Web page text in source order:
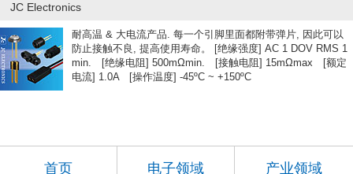
JC Electronics
耐高温 & 大电流产品. 每一个引脚里面都附带弹片, 因此可以
防止接触不良, 提高使用寿命。 [绝缘强度] AC 1 DOV RMS 1
min. [绝缘电阻] 500mΩmin. [接触电阻] 15mΩmax [额定
电流] 1.0A [操作温度] -45ºC ~ +150ºC
首页 电子领域 产业领域